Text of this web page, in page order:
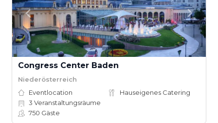
Congress Center Baden
Niederösterreich
Eventlocation
Hauseigenes Catering
3 Veranstaltungsräume
750 Gäste